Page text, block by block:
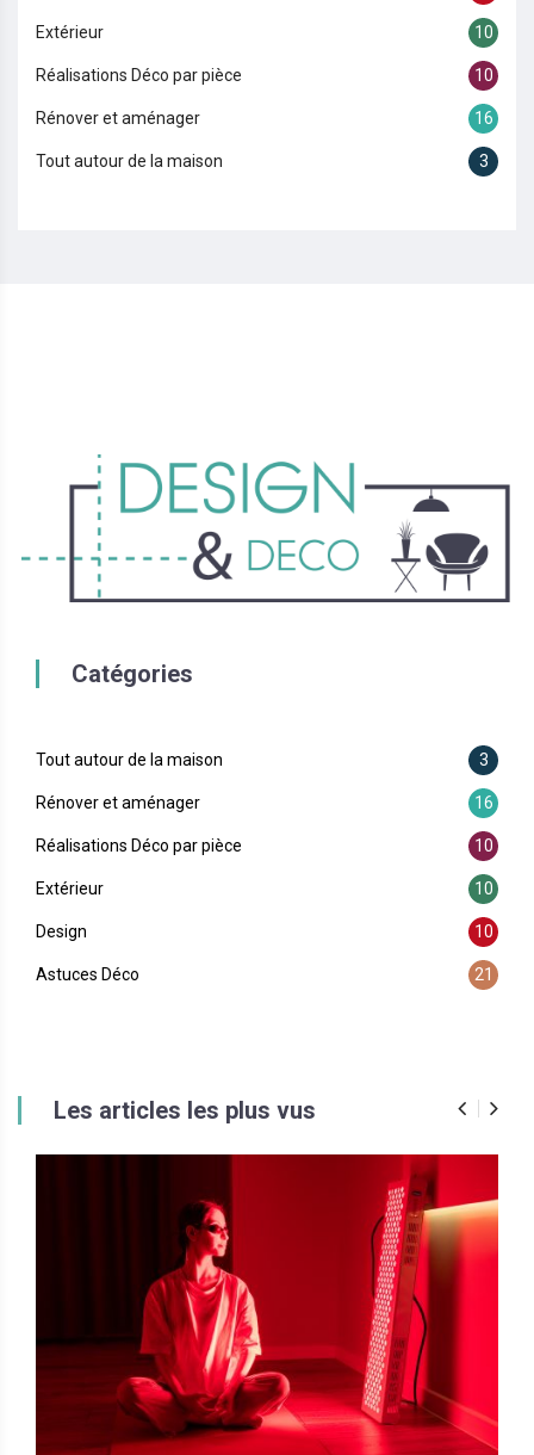
Extérieur 10
Réalisations Déco par pièce 10
Rénover et aménager 16
Tout autour de la maison 3
Catégories
Tout autour de la maison 3
Rénover et aménager 16
Réalisations Déco par pièce 10
Extérieur 10
Design 10
Astuces Déco 21
Les articles les plus vus